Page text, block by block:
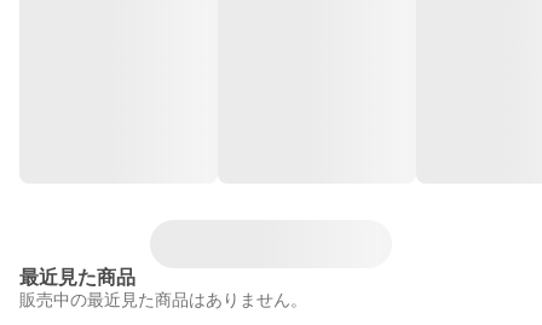
最近見た商品
販売中の最近見た商品はありません。